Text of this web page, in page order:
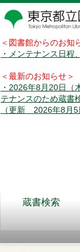
＜図書館からのお
・メンテナンス日
＜最新のお知らせ＞
・2026年8月20日
テナンスのため蔵書
（更新 2026年8月5
蔵書検索